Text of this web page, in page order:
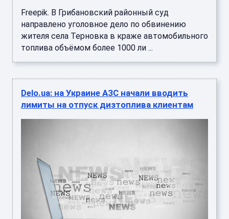
Freepik. В Грибановский районный суд
направлено уголовное дело по обвинению
жителя села Терновка в краже автомобильного
топлива объёмом более 1000 ли ...
Delo.ua: на Украине АЗС начали вводить
лимиты на отпуск дизтоплива клиентам